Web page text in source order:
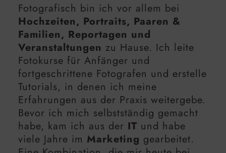
Fotografisch bin ich vor allem bei
Hochzeiten, Portraits, Paaren &
Familien, Reportagen und
Veranstaltungen zu Hause. Ich leite
Fotokurse für Anfänger und
fortgeschrittene Fotografen und erstelle
Tutorials, in denen ich meine
Erfahrungen aus der Praxis weitergebe.
Bevor ich mich selbstständig gemacht
habe, kam ich aus der IT und habe
viele Jahre im Marketing gearbeitet.